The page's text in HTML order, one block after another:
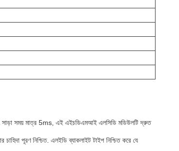
সাড়া সময় মাত্র 5ms, এই এইচডিএমআই এলসিডি মডিউলটি দ্রুত
পূরণ নিশ্চিত. এলইডি ব্যাকলাইট টাইপ নিশ্চিত করে যে